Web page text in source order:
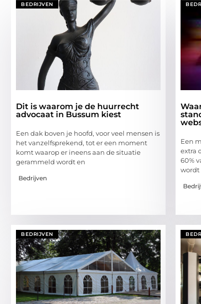
BEDRIJVEN
Dit is waarom je de huurrecht
advocaat in Bussum kiest
Een dak boven je hoofd, voor veel mensen is
het vanzelfsprekend, tot er een moment
komt waarop er ineens aan de situatie
gerammeld wordt en
Bedrijven
Een
extra
60%
wordt
BEDRIJVEN